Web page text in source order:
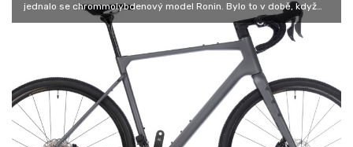
jednalo se chrommolybdenový model Ronin. Bylo to v době, když
mnozí vůbec…